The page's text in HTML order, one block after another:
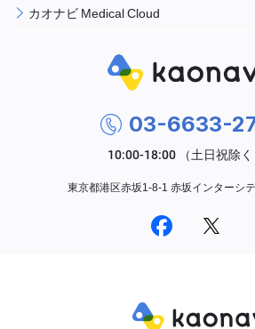
カオナビ Medical Cloud
03-6633-
東京都港区赤坂1-8-1 赤坂インターシ